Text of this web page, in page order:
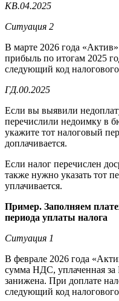
КВ.04.2025
Ситуация 2
В марте 2026 года
прибыль по итогам 2025
следующий код
ГД.00.2025
Если вы выявили
перечислили недоимку в
укажите тот налоговый
доплачивается.
Если налог перечислен
также нужно указать тот
уплачивается.
Пример. Заполняем
периода уплаты налога
Ситуация 1
В феврале 2026 года
сумма НДС, уплаченная за
занижена. При доплате
следующий код